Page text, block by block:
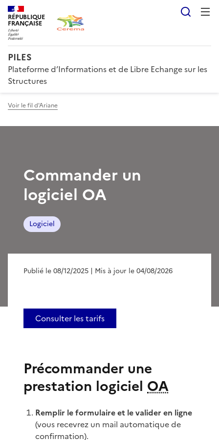
RÉPUBLIQUE
FRANÇAISE
PILES
Plateforme d’Informations et de Libre Echange sur les
Structures
Voir le fil d'Ariane
Commander un
logiciel OA
Logiciel
Publié le 08/12/2025 | Mis à jour le 04/08/2026
Consulter les tarifs
Précommander une
prestation logiciel OA
Remplir le formulaire et le valider en ligne
(vous recevrez un mail automatique de
confirmation).